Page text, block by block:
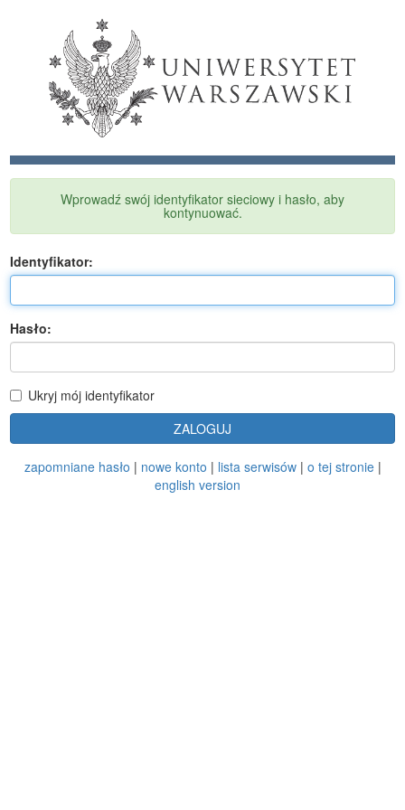
Wprowadź swój identyfikator sieciowy i hasło, aby
kontynuować.
Identyfikator:
Hasło:
Ukryj mój identyfikator
ZALOGUJ
zapomniane hasło | nowe konto | lista serwisów| o tej stronie|
english version